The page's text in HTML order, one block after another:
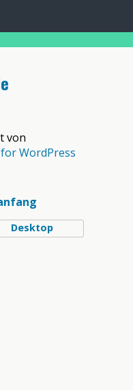
von
WordPress
Desktop